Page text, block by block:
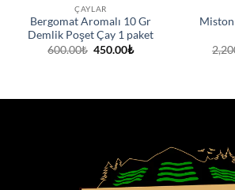
ÇAYLAR
Bergomat Aromalı 10 Gr
Demlik Poşet Çay 1 paket
600.00₺ Orijinal
450.00₺Şu
Miston